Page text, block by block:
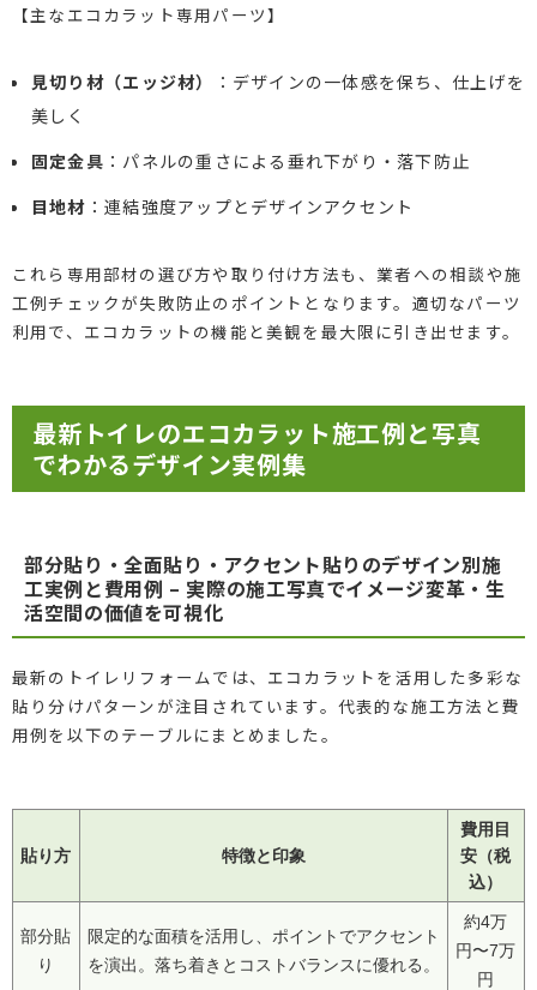
【主なエコカラット専用パーツ】
見切り材（エッジ材）
：デザインの一体感を保ち、仕上げを
美しく
固定金具 ：パネルの重さによる垂れ下がり・落下防止
目地材 ：連結強度アップとデザインアクセント
これら専用部材の選び方や取り付け方法も、業者への相談や施
工例チェックが失敗防止のポイントとなります。適切なパーツ
利用で、エコカラットの機能と美観を最大限に引き出せます。
最新トイレのエコカラット施工例と写真
でわかるデザイン実例集
部分貼り・全面貼り・アクセント貼りのデザイン別施
工実例と費用例 – 実際の施工写真でイメージ変革・生
活空間の価値を可視化
最新のトイレリフォームでは、エコカラットを活用した多彩な
貼り分けパターンが注目されています。代表的な施工方法と費
用例を以下のテーブルにまとめました。
貼り方 特徴と印象
費用目
安（税
込）
部分貼
り
限定的な面積を活用し、ポイントでアクセント
を演出。落ち着きとコストバランスに優れる。
約4万
円〜7万
円